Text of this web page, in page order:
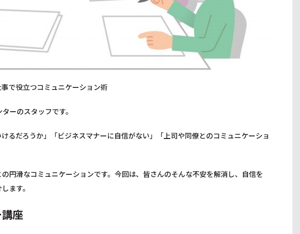
で役立つコミュニケーション術
ーのスタッフです。
るだろうか」「ビジネスマナーに自信がない」「上司や同僚とのコミュニケーショ
円滑なコミュニケーションです。今回は、皆さんのそんな不安を解消し、自信を
ます。
座